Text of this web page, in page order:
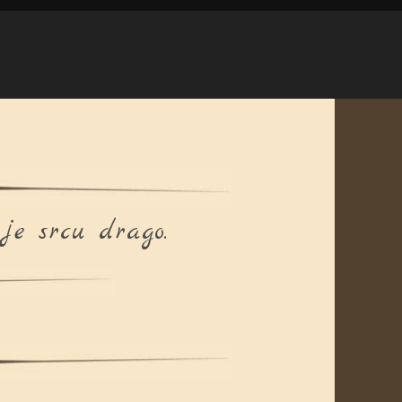
srcu drago.